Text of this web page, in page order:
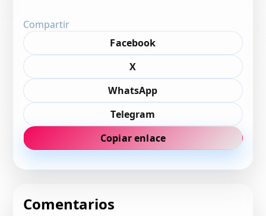
Compartir
Facebook
X
WhatsApp
Telegram
Copiar enlace
Comentarios